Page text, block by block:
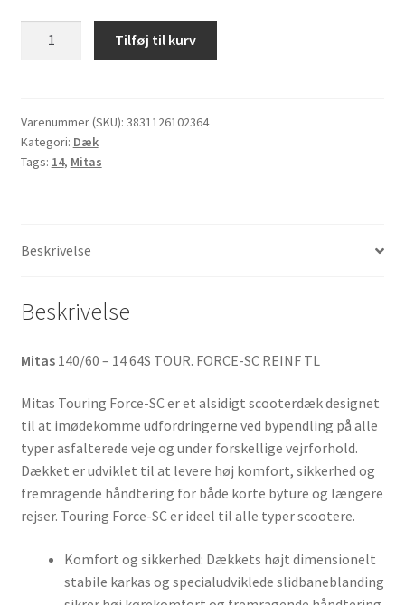
Rf.
140/60
-
(bagdæk)
Tilføj til kurv
Varenummer (SKU): 3831126102364
Kategori: Dæk
Tags: 14, Mitas
Beskrivelse
Beskrivelse
Mitas 140/60 – 14 64S TOUR. FORCE-SC REINF TL
Mitas Touring Force-SC er et alsidigt scooterdæk designet
til at imødekomme udfordringerne ved bypendling på alle
typer asfalterede veje og under forskellige vejrforhold.
Dækket er udviklet til at levere høj komfort, sikkerhed og
fremragende håndtering for både korte byture og længere
rejser. Touring Force-SC er ideel til alle typer scootere.
Komfort og sikkerhed: Dækkets højt dimensionelt
stabile karkas og specialudviklede slidbaneblanding